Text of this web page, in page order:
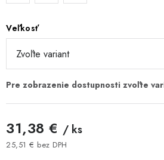
Veľkosť
31,38 € / ks
25,51 € bez DPH